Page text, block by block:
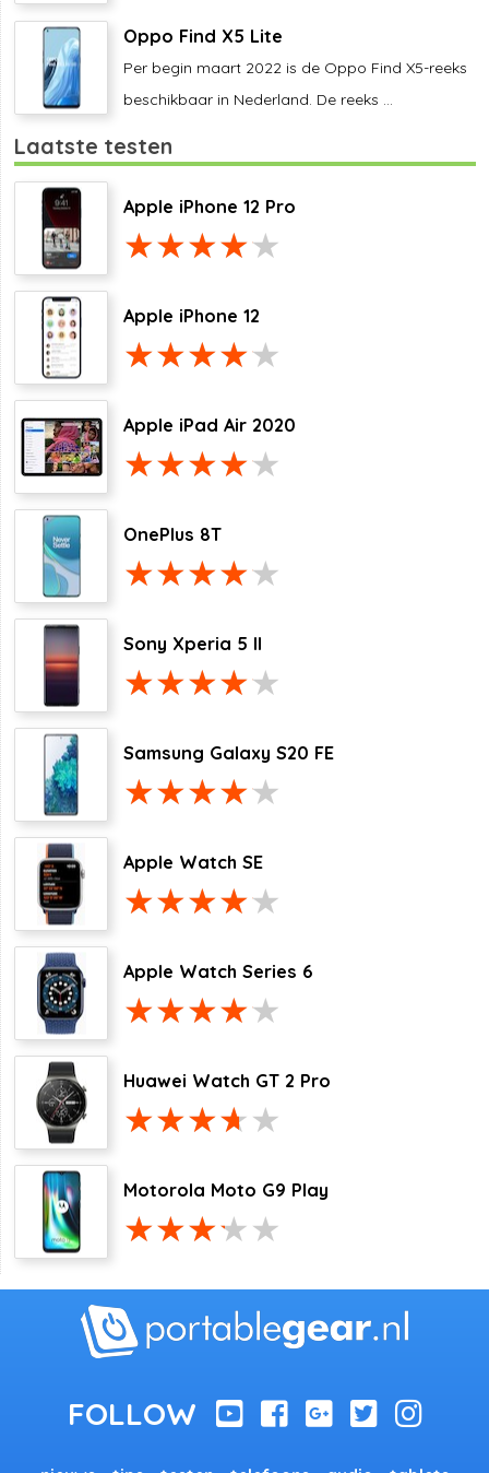
Oppo Find X5 Lite
Per begin maart 2022 is de Oppo Find X5-reeks
beschikbaar in Nederland. De reeks ...
Laatste testen
Apple iPhone 12 Pro
Apple iPhone 12
Apple iPad Air 2020
OnePlus 8T
Sony Xperia 5 II
Samsung Galaxy S20 FE
Apple Watch SE
Apple Watch Series 6
Huawei Watch GT 2 Pro
Motorola Moto G9 Play